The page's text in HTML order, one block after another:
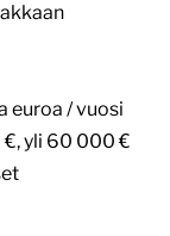
euroa / vuosi
yli 60 000 €